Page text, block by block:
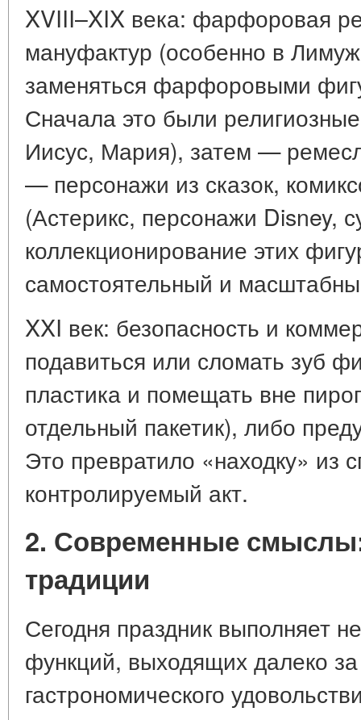
XVIII–XIX века: фарфоровая
мануфактур (особенно в
заменяться фарфоровыми
Сначала это были
Иисус, Мария), затем —
— персонажи из сказок,
(Астерикс, персонажи Disney,
коллекционирование этих
самостоятельный и
XXI век: безопасность и
подавиться или сломать зуб
пластика и помещать вне
отдельный пакетик), либо
Это превратило «находку» из
контролируемый акт.
2. Современные
традиции
Сегодня праздник выполняет
функций, выходящих далеко
гастрономического